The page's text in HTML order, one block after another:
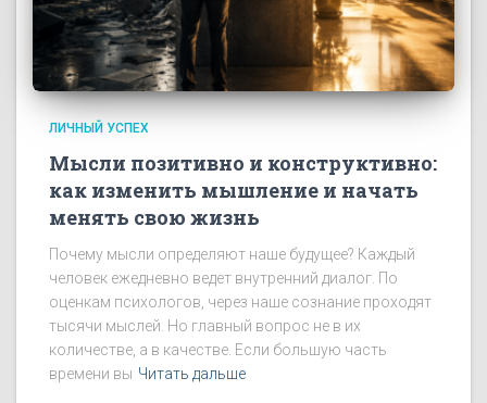
ЛИЧНЫЙ УСПЕХ
Мысли позитивно и конструктивно:
как изменить мышление и начать
менять свою жизнь
Почему мысли определяют наше будущее? Каждый
человек ежедневно ведет внутренний диалог. По
оценкам психологов, через наше сознание проходят
тысячи мыслей. Но главный вопрос не в их
количестве, а в качестве. Если большую часть
времени вы Читать дальше